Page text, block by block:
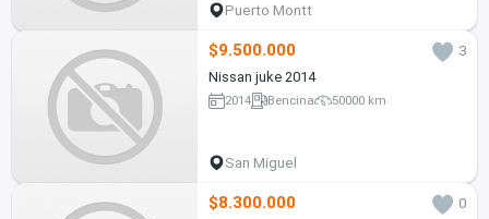
Puerto Montt
$9.500.000
3
Nissan juke 2014
2014 Bencina 50000 km
San Miguel
$8.300.000
0